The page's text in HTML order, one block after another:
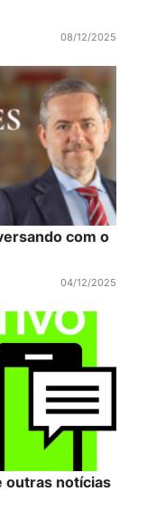
08/12/2025
com o
04/12/2025
outras notícias